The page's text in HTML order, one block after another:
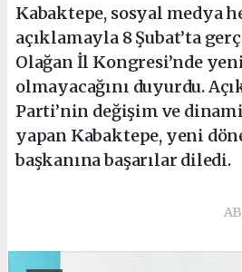
Kabaktepe, sosyal medya
açıklamayla 8 Şubat’ta
Olağan İl Kongresi’nde
olmayacağını duyurdu.
Parti’nin değişim ve
yapan Kabaktepe, yeni
başkanına başarılar diledi.